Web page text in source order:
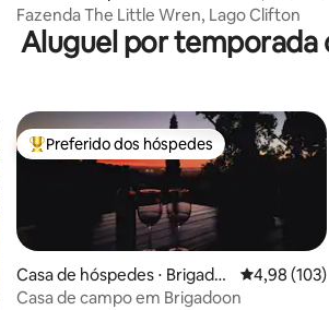
fton
Fazenda The Little Wren, Lago Clifton
Aluguel por temporada
Entre os melhores preferidos dos hóspedes
Preferido dos hóspedes
Casa de hóspedes ⋅ Brigado
on
4,98 de
4,98 (103)
Casa de campo em Brigadoon